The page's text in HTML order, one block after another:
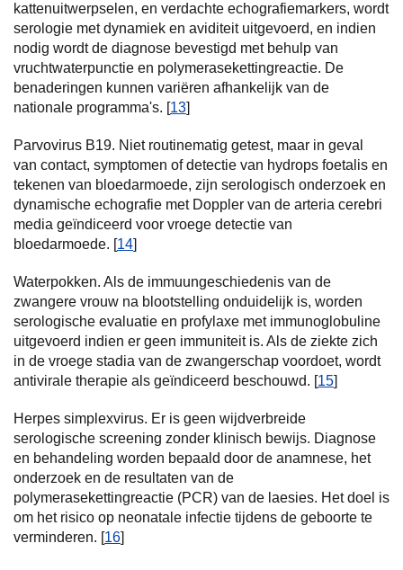
kattenuitwerpselen, en verdachte echografiemarkers, wordt
serologie met dynamiek en aviditeit uitgevoerd, en indien
nodig wordt de diagnose bevestigd met behulp van
vruchtwaterpunctie en polymerasekettingreactie. De
benaderingen kunnen variëren afhankelijk van de
nationale programma's. [13]
Parvovirus B19. Niet routinematig getest, maar in geval
van contact, symptomen of detectie van hydrops foetalis en
tekenen van bloedarmoede, zijn serologisch onderzoek en
dynamische echografie met Doppler van de arteria cerebri
media geïndiceerd voor vroege detectie van
bloedarmoede. [14]
Waterpokken. Als de immuungeschiedenis van de
zwangere vrouw na blootstelling onduidelijk is, worden
serologische evaluatie en profylaxe met immunoglobuline
uitgevoerd indien er geen immuniteit is. Als de ziekte zich
in de vroege stadia van de zwangerschap voordoet, wordt
antivirale therapie als geïndiceerd beschouwd. [15]
Herpes simplexvirus. Er is geen wijdverbreide
serologische screening zonder klinisch bewijs. Diagnose
en behandeling worden bepaald door de anamnese, het
onderzoek en de resultaten van de
polymerasekettingreactie (PCR) van de laesies. Het doel is
om het risico op neonatale infectie tijdens de geboorte te
verminderen. [16]